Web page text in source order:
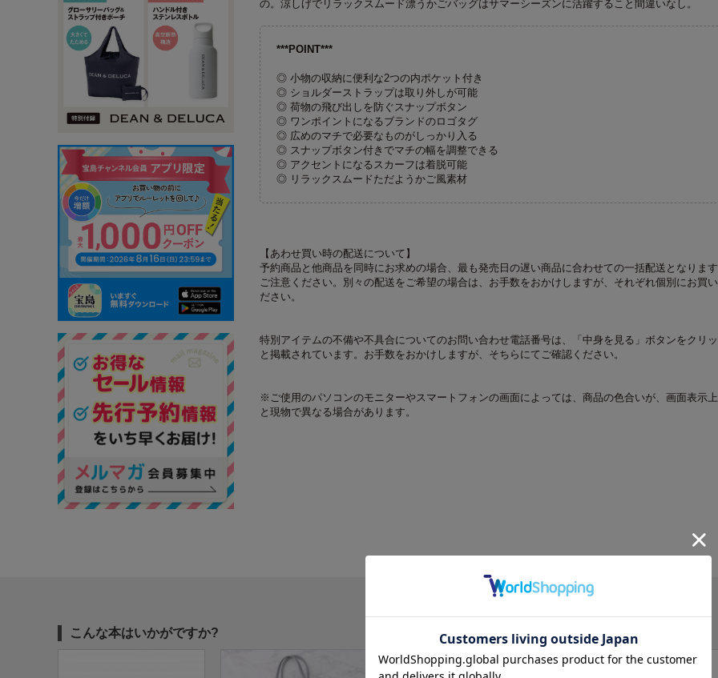
の。涼しげでリラックスムード漂うかごバッグはサマーシーズンに活躍すること間違いなし。
***POINT***
◎ 小物の収納に便利な2つの内ポケット付き
◎ ショルダーストラップは取り外しが可能
◎ 荷物の飛び出しを防ぐスナップボタン
◎ ワンポイントになるブランドのロゴタグ
◎ 広めのマチで必要なものがしっかり入る
◎ スナップボタン付きでマチの幅を調整できる
◎ アクセントになるスカーフは着脱可能
◎ リラックスムードただようかご風素材
【あわせ買い時の配送について】
予約商品と他商品を同時にお求めの場合、最も発売日の遅い商品に合わせての一括配送となりま
ご注意ください。別々の配送をご希望の場合は、お手数をおかけしますが、それぞれ個別にお買
ださい。
特別アイテムの不備や不具合についてのお問い合わせ電話番号は、「中身を見る」ボタンをクリ
と掲載されています。お手数をおかけしますが、そちらにてご確認ください。
※ご使用のパソコンのモニターやスマートフォンの画面によっては、商品の色合いが、画面表示
と現物で異なる場合があります。
こんな本はいかがですか?